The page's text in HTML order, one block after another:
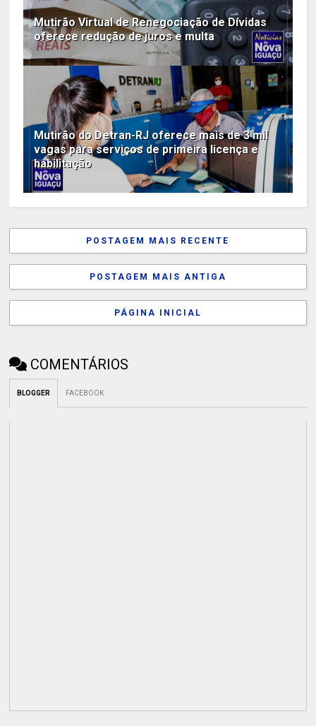
Mutirão Virtual de Renegociação de Dívidas
oferece redução de juros e multa
Mutirão do Detran-RJ oferece mais de 3 mil
vagas para serviços de primeira licença e
habilitação
POSTAGEM MAIS RECENTE
POSTAGEM MAIS ANTIGA
PÁGINA INICIAL
COMENTÁRIOS
BLOGGER FACEBOOK